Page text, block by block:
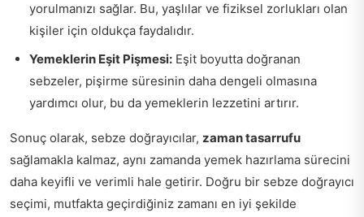
yorulmanızı sağlar. Bu, yaşlılar ve fiziksel zorlukları olan
kişiler için oldukça faydalıdır.
Yemeklerin Eşit Pişmesi: Eşit boyutta doğranan
sebzeler, pişirme süresinin daha dengeli olmasına
yardımcı olur, bu da yemeklerin lezzetini artırır.
Sonuç olarak, sebze doğrayıcılar, zaman tasarrufu
sağlamakla kalmaz, aynı zamanda yemek hazırlama sürecini
daha keyifli ve verimli hale getirir. Doğru bir sebze doğrayıcı
seçimi, mutfakta geçirdiğiniz zamanı en iyi şekilde